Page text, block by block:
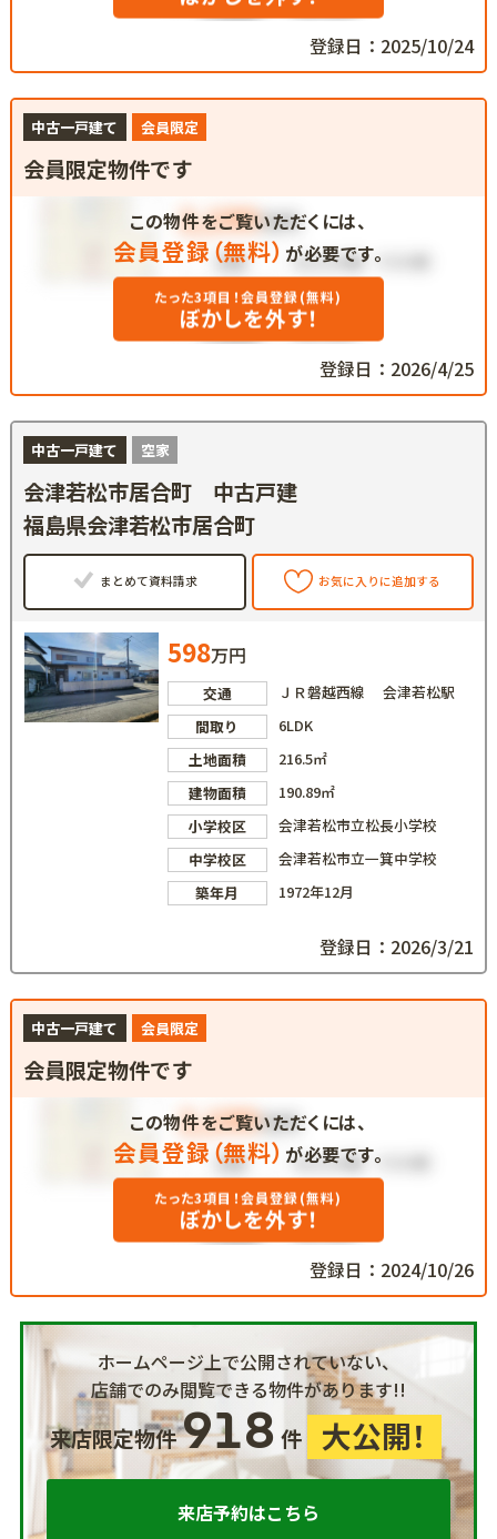
登録日：2025/10/24
中古一戸建て 会員限定
会員限定物件です
この物件をご覧いただくには、
会員登録（無料） が必要です。
たった3項目！会員登録(無料)
ぼかしを外す！
登録日：2026/4/25
中古一戸建て 空家
会津若松市居合町 中古戸建
福島県会津若松市居合町
まとめて資料請求 お気に入りに追加する
598万円
交通
ＪＲ磐越西線 会津若松駅
間取り
6LDK
土地面積
216.5㎡
建物面積
190.89㎡
小学校区
会津若松市立松長小学校
中学校区
会津若松市立一箕中学校
築年月
1972年12月
登録日：2026/3/21
中古一戸建て 会員限定
会員限定物件です
この物件をご覧いただくには、
会員登録（無料） が必要です。
たった3項目！会員登録(無料)
ぼかしを外す！
登録日：2024/10/26
ホームページ上で公開されていない、
店舗でのみ閲覧できる物件があります!!
来店限定物件918 件 大公開！
来店予約はこちら